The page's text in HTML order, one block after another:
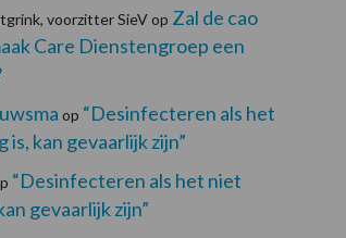
voorzitter SieVop Zal de cao
Care Dienstengroep een
op “Desinfecteren als het
is, kan gevaarlijk zijn”
“Desinfecteren als het niet
gevaarlijk zijn”